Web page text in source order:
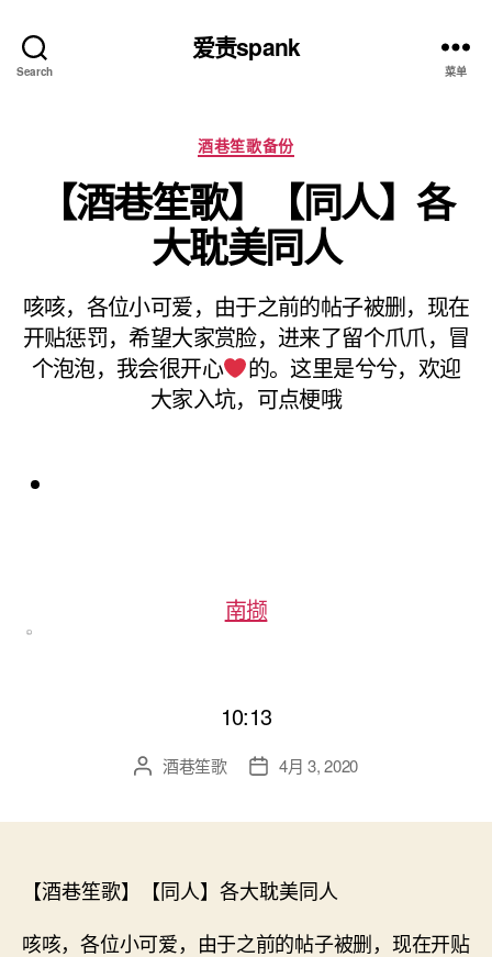
Search
爱责spank
菜单
分
类
酒巷笙歌备份
【酒巷笙歌】【同人】各
大耽美同人
咳咳，各位小可爱，由于之前的帖子被删，现在
开贴惩罚，希望大家赏脸，进来了留个爪爪，冒
个泡泡，我会很开心
的。这里是兮兮，欢迎
大家入坑，可点梗哦
南撷
10:13
文 酒巷笙歌
发 4月 3, 2020
【酒巷笙歌】【同人】各大耽美同人
咳咳，各位小可爱，由于之前的帖子被删，现在开贴